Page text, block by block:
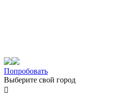
Попробовать
Выберите свой город
